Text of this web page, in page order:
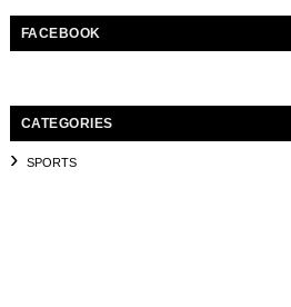
FACEBOOK
CATEGORIES
SPORTS